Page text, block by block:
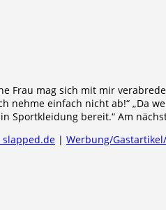
Frau mag sich mit mir
nehme einfach nicht ab!“ „Da
Sportkleidung bereit.“ Am
slapped.de | Werbung/